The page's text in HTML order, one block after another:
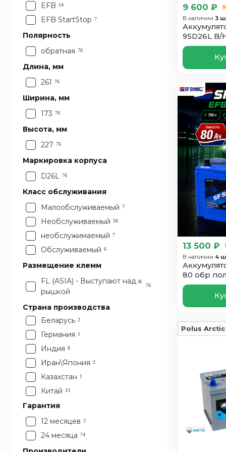
95 1
EFB 14
EFB StartStop 7
Полярность
обратная 76
Длина, мм
261
76
Ширина, мм
173 76
Высота, мм
227 76
Маркировка корпуса
D26L 76
Класс обслуживания
Малообслуживаемый 7
Необслуживаемый 56
необслужимаемый 7
Обслуживаемый 6
Размещение клемм
FL (ASIA) - Выступают над к
рышкой
76
Страна производства
Беларусь 2
Германия 1
Индия 8
Иран\Япония 2
Казахстан 1
Китай 13
Россия
Словения
Турция
Франция
Гарантия
12 месяцев 2
24 месяца 74
9 600 ₽
В наличии 3
95D26L B/
13 500 ₽
В наличии 4
80 обр
Polus Arctic